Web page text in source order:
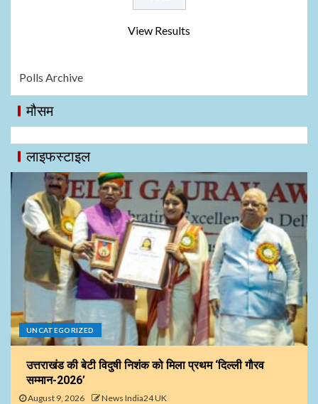
View Results
Polls Archive
मौसम
लाइफस्टाइल
UNCATEGORIZED
उत्तराखंड की बेटी विदुषी निशंक को मिला प्रथम ‘दिल्ली गौरव
सम्मान-2026’
August 9, 2026 News India24 UK